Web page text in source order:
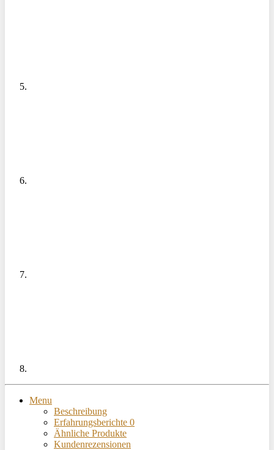
Menu
Beschreibung
Erfahrungsberichte 0
Ähnliche Produkte
Kundenrezensionen